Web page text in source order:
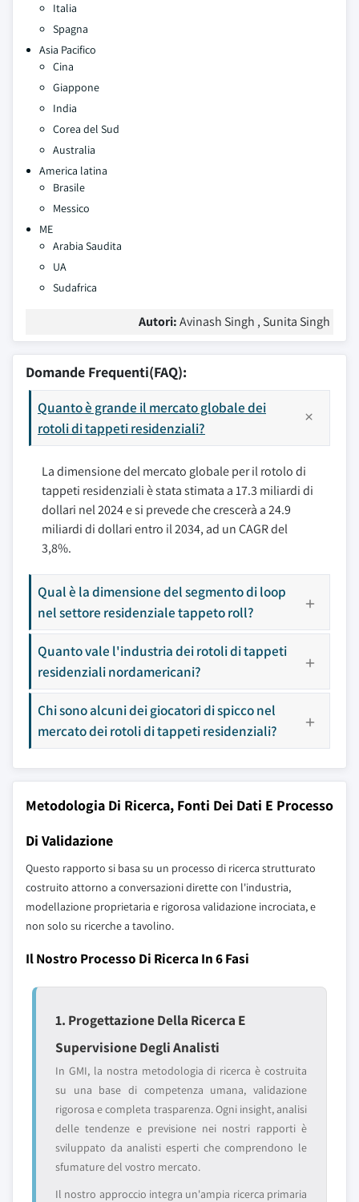
Italia
Spagna
Asia Pacifico
Cina
Giappone
India
Corea del Sud
Australia
America latina
Brasile
Messico
ME
Arabia Saudita
UA
Sudafrica
Autori:Avinash Singh , Sunita Singh
Domande Frequenti(FAQ):
Quanto è grande il mercato globale dei
rotoli di tappeti residenziali?
La dimensione del mercato globale per il rotolo di
tappeti residenziali è stata stimata a 17.3 miliardi di
dollari nel 2024 e si prevede che crescerà a 24.9
miliardi di dollari entro il 2034, ad un CAGR del
3,8%.
Qual è la dimensione del segmento di loop
nel settore residenziale tappeto roll?
Quanto vale l'industria dei rotoli di tappeti
residenziali nordamericani?
Chi sono alcuni dei giocatori di spicco nel
mercato dei rotoli di tappeti residenziali?
Metodologia Di Ricerca, Fonti Dei Dati E Processo
Di Validazione
Questo rapporto si basa su un processo di ricerca strutturato
costruito attorno a conversazioni dirette con l'industria,
modellazione proprietaria e rigorosa validazione incrociata, e
non solo su ricerche a tavolino.
Il Nostro Processo Di Ricerca In 6 Fasi
1. Progettazione Della Ricerca E
Supervisione Degli Analisti
In GMI, la nostra metodologia di ricerca è costruita
su una base di competenza umana, validazione
rigorosa e completa trasparenza. Ogni insight, analisi
delle tendenze e previsione nei nostri rapporti è
sviluppato da analisti esperti che comprendono le
sfumature del vostro mercato.
Il nostro approccio integra un'ampia ricerca primaria